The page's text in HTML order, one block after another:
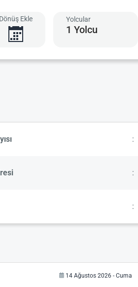
Dönüş Ekle Yolcular
1 Yolcu
:
:
:
14 Ağustos 2026 - Cuma